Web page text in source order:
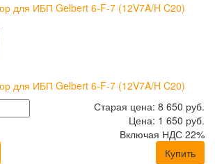
Старая цена: 8 650 руб.
Цена: 1 650 руб.
Включая НДС 22%
Купить